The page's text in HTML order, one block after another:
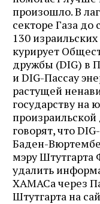
произошло. В
секторе Газа
130
курирует
дружбы (DIG) в
и DIG-Пассау
растущей
государству на
говорят, что
Баден-
мэру Штутгарта
удалить
ХАМАСа через
Штутгарта на